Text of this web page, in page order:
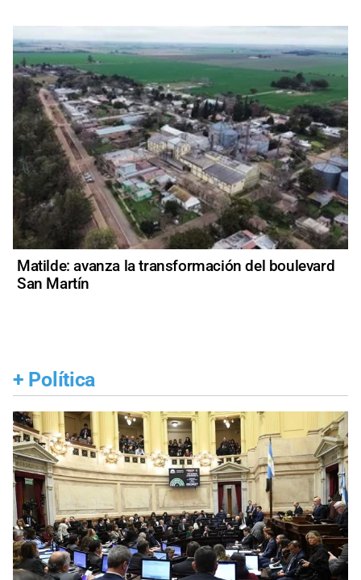
Matilde: avanza la transformación del boulevard
San Martín
+ Política